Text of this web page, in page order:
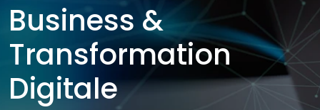
Business &
Transformation
Digitale